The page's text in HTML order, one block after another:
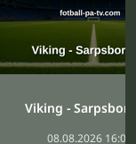
Viking -
08.08.2026 16:00